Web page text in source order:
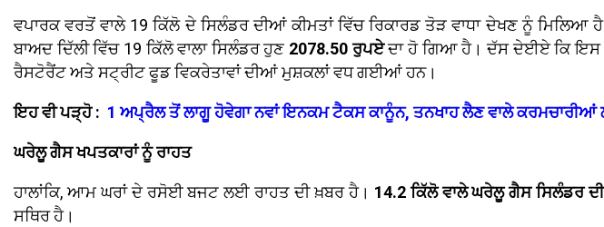
ਵਪਾਰਕ ਵਰਤੋਂ ਵਾਲੇ 19 ਕਿੱਲੋ ਦੇ ਸਿਲੰਡਰ ਦੀਆਂ ਕੀਮਤਾਂ ਵਿੱਚ ਰਿਕਾਰਡ ਤੋੜ ਵਾਧਾ ਦੇਖਣ ਨੂੰ ਮਿਲਿਆ
ਬਾਅਦ ਦਿੱਲੀ ਵਿੱਚ 19 ਕਿੱਲੋ ਵਾਲਾ ਸਿਲੰਡਰ ਹੁਣ 2078.50 ਰੁਪਏਦਾ ਹੋ ਗਿਆ ਹੈ। ਦੱਸ ਦੇਈਏ ਕਿ ਇਸ
ਰੈਸਟੋਰੈਂਟ ਅਤੇ ਸਟ੍ਰੀਟ ਫੂਡ ਵਿਕਰੇਤਾਵਾਂ ਦੀਆਂ ਮੁਸ਼ਕਲਾਂ ਵਧ ਗਈਆਂ ਹਨ।
ਇਹ ਵੀ ਪੜ੍ਹੋ : 1 ਅਪ੍ਰੈਲ ਤੋਂ ਲਾਗੂ ਹੋਵੇਗਾ ਨਵਾਂ ਇਨਕਮ ਟੈਕਸ ਕਾਨੂੰਨ, ਤਨਖਾਹ ਲੈਣ ਵਾਲੇ
ਘਰੇਲੂ ਗੈਸ ਖਪਤਕਾਰਾਂ ਨੂੰ ਰਾਹਤ
ਹਾਲਾਂਕਿ, ਆਮ ਘਰਾਂ ਦੇ ਰਸੋਈ ਬਜਟ ਲਈ ਰਾਹਤ ਦੀ ਖ਼ਬਰ ਹੈ। 14.2 ਕਿੱਲੋ ਵਾਲੇ ਘਰੇਲੂ ਗੈਸ ਸਿਲੰਡਰ
ਸਥਿਰ ਹੈ।